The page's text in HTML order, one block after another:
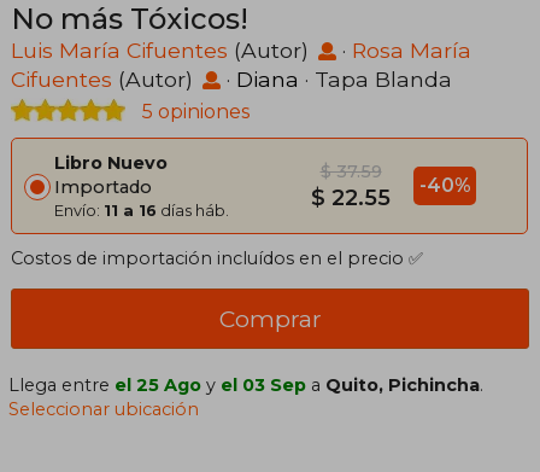
No más Tóxicos!
Luis María Cifuentes (Autor) · Rosa María
Cifuentes (Autor) · Diana · Tapa Blanda
5 opiniones
Libro Nuevo
Importado
Envío: 11 a 16 días háb.
$ 37.59
$ 22.55 -40%
Costos de importación incluídos en el precio ✅
Comprar
Llega entre el 25 Ago y el 03 Sep a Quito, Pichincha.
Seleccionar ubicación